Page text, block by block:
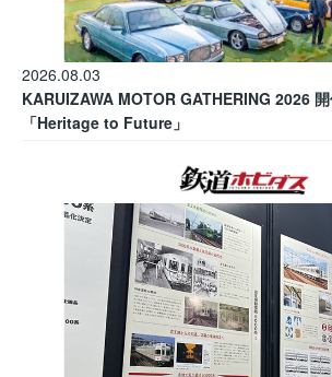
2026.08.03
KARUIZAWA MOTOR GATHERING 2026
「Heritage to Future」